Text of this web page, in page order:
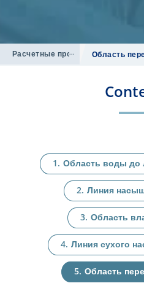
Расчетные программы /
Область
Область воды до
Линия
Область
Линия сухого
Область